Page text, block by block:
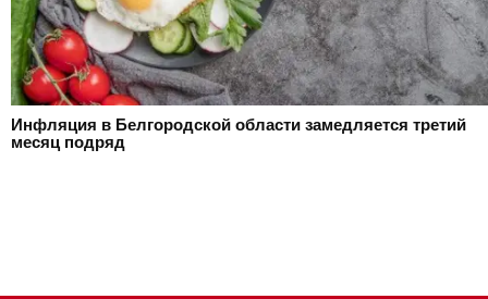
Инфляция в Белгородской области замедляется третий
месяц подряд